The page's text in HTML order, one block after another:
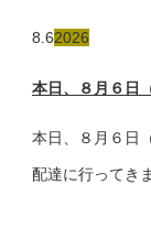
8.62026
本日、８月６日
本日、８月６日
配達に行ってき